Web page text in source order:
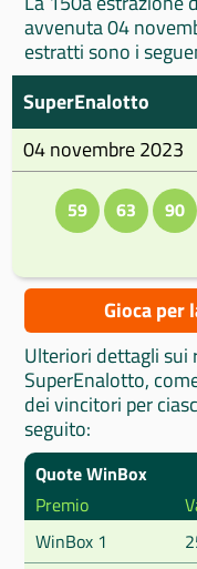
avvenuta 04
estratti sono i
SuperEnalotto
04 novembre 2023
59 63 90
Gioca per
Ulteriori dettagli sui
SuperEnalotto,
dei vincitori per
seguito:
Quote WinBox
Premio
WinBox 1